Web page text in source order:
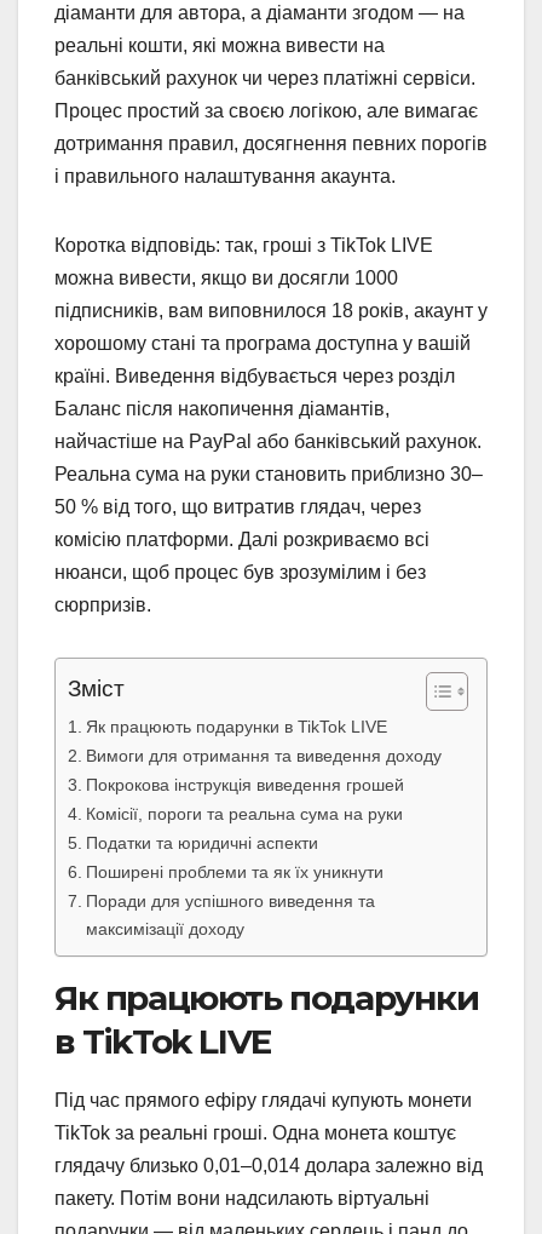
діаманти для автора, а діаманти згодом — на
реальні кошти, які можна вивести на
банківський рахунок чи через платіжні сервіси.
Процес простий за своєю логікою, але вимагає
дотримання правил, досягнення певних порогів
і правильного налаштування акаунта.
Коротка відповідь: так, гроші з TikTok LIVE
можна вивести, якщо ви досягли 1000
підписників, вам виповнилося 18 років, акаунт у
хорошому стані та програма доступна у вашій
країні. Виведення відбувається через розділ
Баланс після накопичення діамантів,
найчастіше на PayPal або банківський рахунок.
Реальна сума на руки становить приблизно 30–
50 % від того, що витратив глядач, через
комісію платформи. Далі розкриваємо всі
нюанси, щоб процес був зрозумілим і без
сюрпризів.
Зміст
Як працюють подарунки в TikTok LIVE
Вимоги для отримання та виведення доходу
Покрокова інструкція виведення грошей
Комісії, пороги та реальна сума на руки
Податки та юридичні аспекти
Поширені проблеми та як їх уникнути
Поради для успішного виведення та
максимізації доходу
Як працюють подарунки
в TikTok LIVE
Під час прямого ефіру глядачі купують монети
TikTok за реальні гроші. Одна монета коштує
глядачу близько 0,01–0,014 долара залежно від
пакету. Потім вони надсилають віртуальні